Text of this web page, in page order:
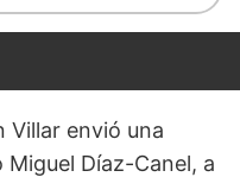
Villar envió una
Díaz-Canel, a